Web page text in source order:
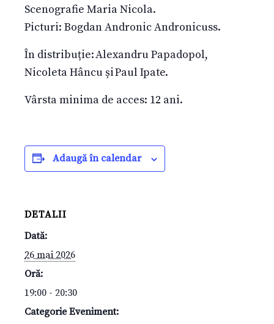
Scenografie Maria Nicola.
Picturi: Bogdan Andronic Andronicuss​​​​​​​​​​​​​​​​.
În distribuție: Alexandru Papadopol,
Nicoleta Hâncu și Paul Ipate.
Vârsta minima de acces: 12 ani.
Adaugă în calendar
DETALII
Dată:
26 mai 2026
Oră:
19:00 - 20:30
Categorie Eveniment: